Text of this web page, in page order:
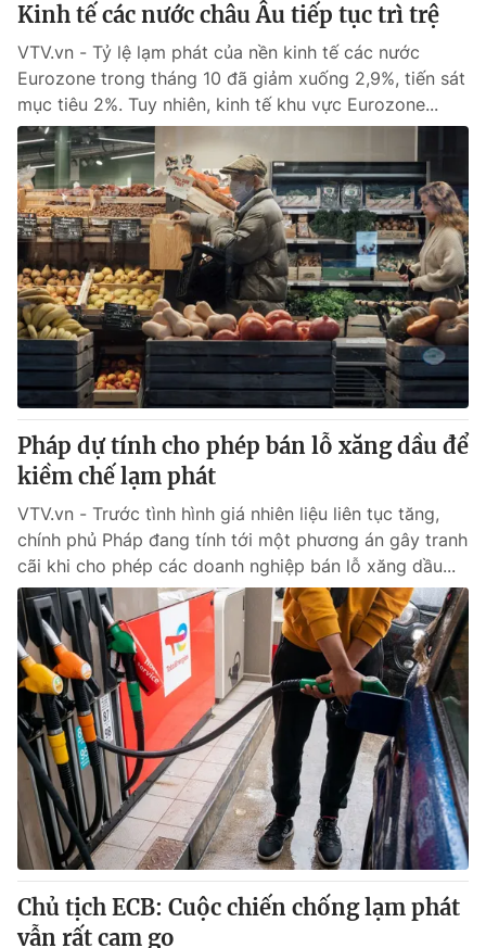
thuận bằng văn bản. Ghi rõ nguồn VTV.vn khi phát hành lại
thông tin từ website này.
Kinh tế các nước châu Âu tiếp tục trì trệ
VTV.vn - Tỷ lệ lạm phát của nền kinh tế các nước
Eurozone trong tháng 10 đã giảm xuống 2,9%, tiến sát
mục tiêu 2%. Tuy nhiên, kinh tế khu vực Eurozone...
Pháp dự tính cho phép bán lỗ xăng dầu để
kiềm chế lạm phát
VTV.vn - Trước tình hình giá nhiên liệu liên tục tăng,
chính phủ Pháp đang tính tới một phương án gây tranh
cãi khi cho phép các doanh nghiệp bán lỗ xăng dầu...
Chủ tịch ECB: Cuộc chiến chống lạm phát
vẫn rất cam go